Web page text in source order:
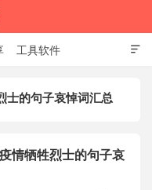

工具软件
士的句子哀悼词汇总
情牺牲烈士的句子哀